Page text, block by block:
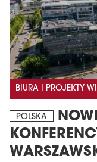
BIURA I PROJEKTY
POLSKA